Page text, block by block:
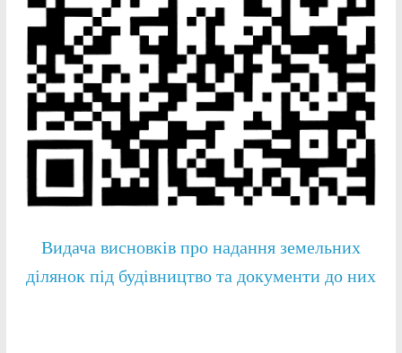
Видача висновків про надання земельних
ділянок під будівництво та документи до них